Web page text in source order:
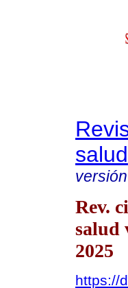
salud
Rev.
salud
2025
https://